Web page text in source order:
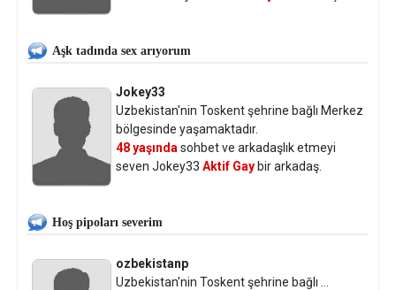
Aşk tadında sex arıyorum
Jokey33
Uzbekistan'nin Toskent şehrine bağlı Merkez
bölgesinde yaşamaktadır.
48 yaşında sohbet ve arkadaşlık etmeyi
seven Jokey33Aktif Gay bir arkadaş.
Hoş pipoları severim
ozbekistanp
Uzbekistan'nin Toskent şehrine bağlı ...